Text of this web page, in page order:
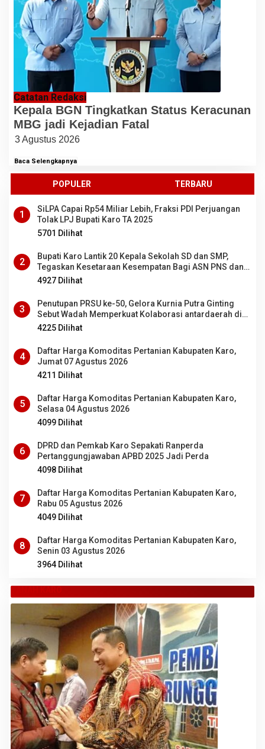
Catatan Redaksi
Kepala BGN Tingkatkan Status Keracunan
MBG jadi Kejadian Fatal
3 Agustus 2026
Baca Selengkapnya
POPULER TERBARU
1
SiLPA Capai Rp54 Miliar Lebih, Fraksi PDI Perjuangan
Tolak LPJ Bupati Karo TA 2025
5701 Dilihat
2
Bupati Karo Lantik 20 Kepala Sekolah SD dan SMP,
Tegaskan Kesetaraan Kesempatan Bagi ASN PNS dan
PPPK
4927 Dilihat
3
Penutupan PRSU ke-50, Gelora Kurnia Putra Ginting
Sebut Wadah Memperkuat Kolaborasi antardaerah di
Sumut
4225 Dilihat
4
Daftar Harga Komoditas Pertanian Kabupaten Karo,
Jumat 07 Agustus 2026
4211 Dilihat
5
Daftar Harga Komoditas Pertanian Kabupaten Karo,
Selasa 04 Agustus 2026
4099 Dilihat
6
DPRD dan Pemkab Karo Sepakati Ranperda
Pertanggungjawaban APBD 2025 Jadi Perda
4098 Dilihat
7
Daftar Harga Komoditas Pertanian Kabupaten Karo,
Rabu 05 Agustus 2026
4049 Dilihat
8
Daftar Harga Komoditas Pertanian Kabupaten Karo,
Senin 03 Agustus 2026
3964 Dilihat
TANAH KARO